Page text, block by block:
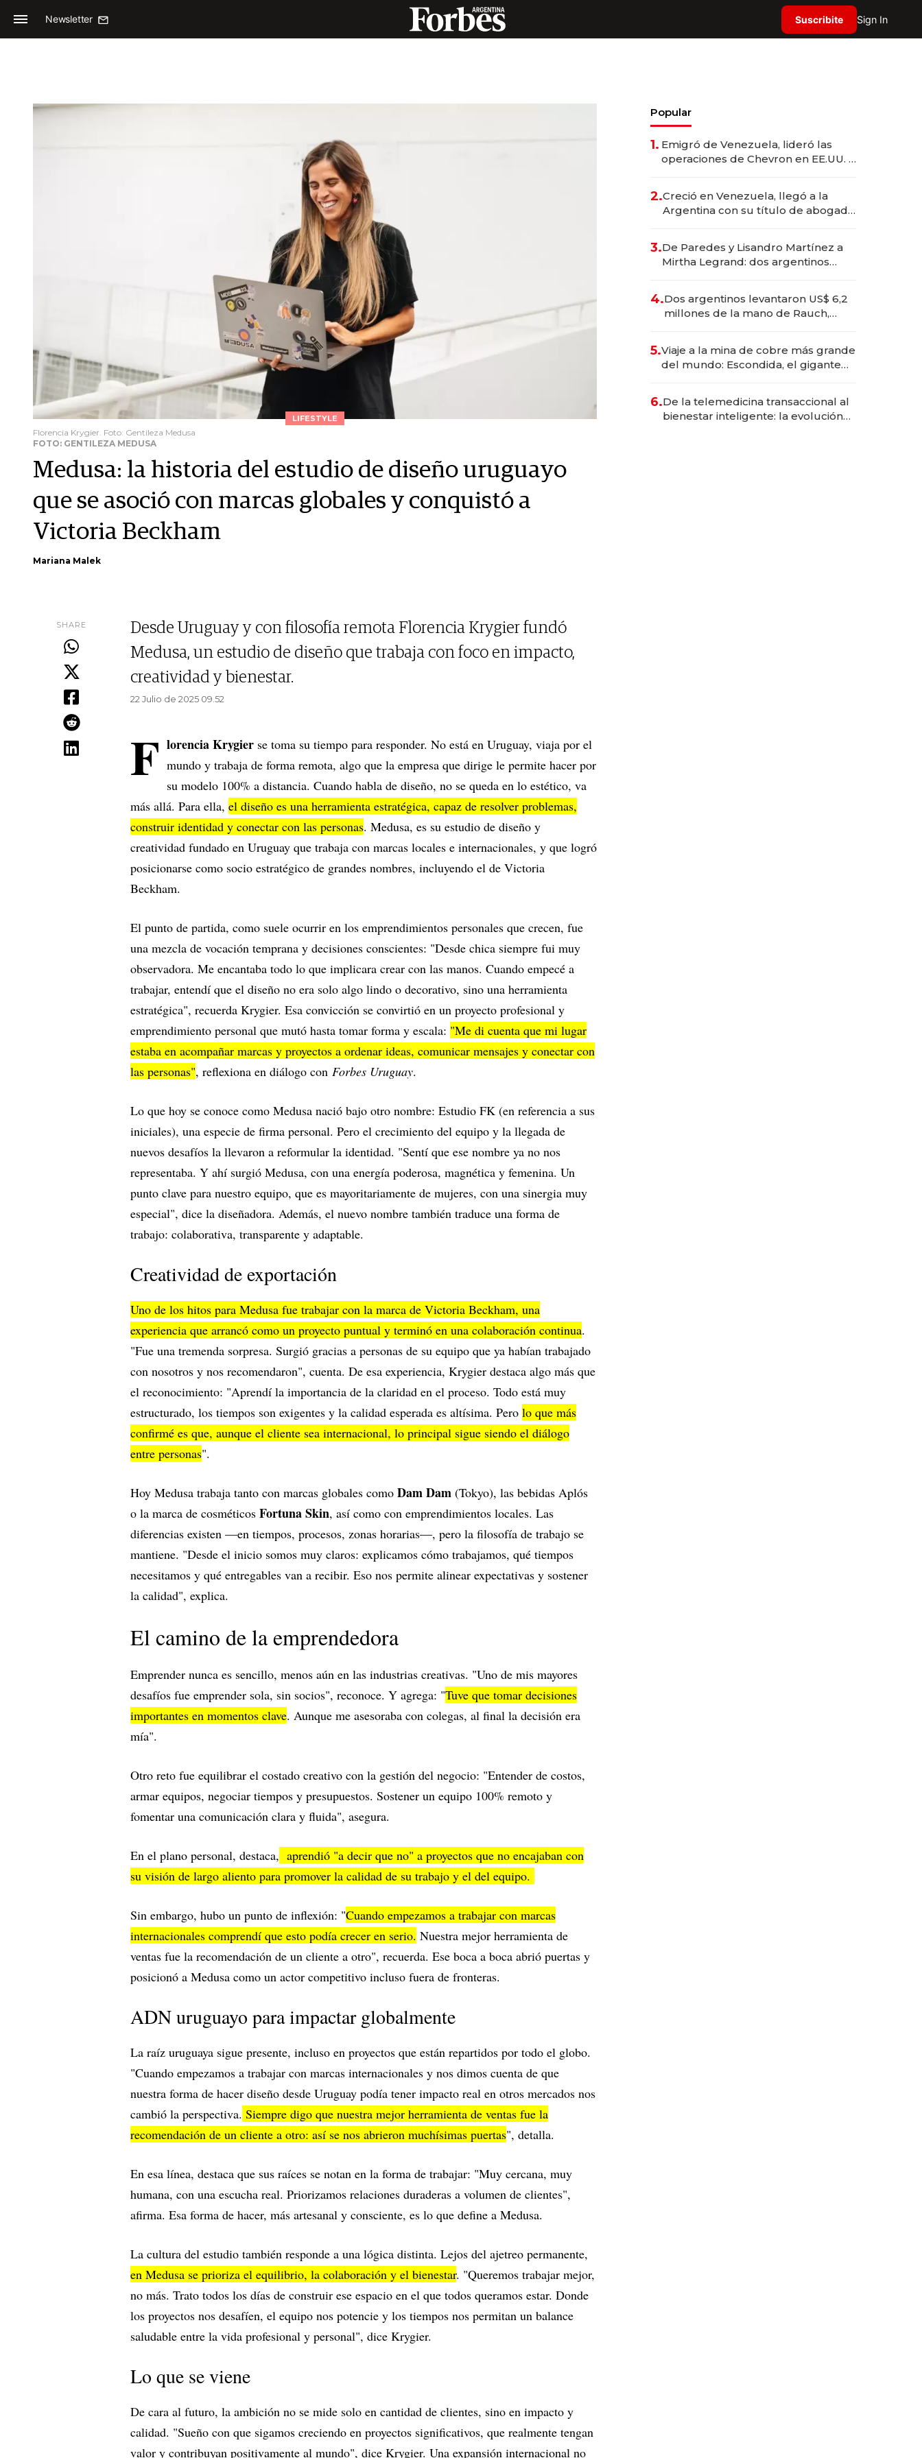
Newsletter Suscribite Sign In
LIFESTYLE
Florencia Krygier. Foto: Gentileza Medusa
FOTO: GENTILEZA MEDUSA
Medusa: la historia del estudio de diseño uruguayo
que se asoció con marcas globales y conquistó a
Victoria Beckham
Mariana Malek
SHARE
Desde Uruguay y con filosofía remota Florencia Krygier fundó
Medusa, un estudio de diseño que trabaja con foco en impacto,
creatividad y bienestar.
22 Julio de 2025 09.52
F lorencia Krygier se toma su tiempo para responder. No está en Uruguay, viaja por el
mundo y trabaja de forma remota, algo que la empresa que dirige le permite hacer por
su modelo 100% a distancia. Cuando habla de diseño, no se queda en lo estético, va
más allá. Para ella, el diseño es una herramienta estratégica, capaz de resolver problemas,
construir identidad y conectar con las personas. Medusa, es su estudio de diseño y
creatividad fundado en Uruguay que trabaja con marcas locales e internacionales, y que logró
posicionarse como socio estratégico de grandes nombres, incluyendo el de Victoria
Beckham.
El punto de partida, como suele ocurrir en los emprendimientos personales que crecen, fue
una mezcla de vocación temprana y decisiones conscientes: "Desde chica siempre fui muy
observadora. Me encantaba todo lo que implicara crear con las manos. Cuando empecé a
trabajar, entendí que el diseño no era solo algo lindo o decorativo, sino una herramienta
estratégica", recuerda Krygier. Esa convicción se convirtió en un proyecto profesional y
emprendimiento personal que mutó hasta tomar forma y escala: "Me di cuenta que mi lugar
estaba en acompañar marcas y proyectos a ordenar ideas, comunicar mensajes y conectar con
las personas", reflexiona en diálogo con Forbes Uruguay.
Lo que hoy se conoce como Medusa nació bajo otro nombre: Estudio FK (en referencia a sus
iniciales), una especie de firma personal. Pero el crecimiento del equipo y la llegada de
nuevos desafíos la llevaron a reformular la identidad. "Sentí que ese nombre ya no nos
representaba. Y ahí surgió Medusa, con una energía poderosa, magnética y femenina. Un
punto clave para nuestro equipo, que es mayoritariamente de mujeres, con una sinergia muy
especial", dice la diseñadora. Además, el nuevo nombre también traduce una forma de
trabajo: colaborativa, transparente y adaptable.
Creatividad de exportación
Uno de los hitos para Medusa fue trabajar con la marca de Victoria Beckham, una
experiencia que arrancó como un proyecto puntual y terminó en una colaboración continua.
"Fue una tremenda sorpresa. Surgió gracias a personas de su equipo que ya habían trabajado
con nosotros y nos recomendaron", cuenta. De esa experiencia, Krygier destaca algo más que
el reconocimiento: "Aprendí la importancia de la claridad en el proceso. Todo está muy
estructurado, los tiempos son exigentes y la calidad esperada es altísima. Pero lo que más
confirmé es que, aunque el cliente sea internacional, lo principal sigue siendo el diálogo
entre personas".
Hoy Medusa trabaja tanto con marcas globales como Dam Dam (Tokyo), las bebidas Aplós
o la marca de cosméticos Fortuna Skin, así como con emprendimientos locales. Las
diferencias existen —en tiempos, procesos, zonas horarias—, pero la filosofía de trabajo se
mantiene. "Desde el inicio somos muy claros: explicamos cómo trabajamos, qué tiempos
necesitamos y qué entregables van a recibir. Eso nos permite alinear expectativas y sostener
la calidad", explica.
El camino de la emprendedora
Emprender nunca es sencillo, menos aún en las industrias creativas. "Uno de mis mayores
desafíos fue emprender sola, sin socios", reconoce. Y agrega: "Tuve que tomar decisiones
importantes en momentos clave. Aunque me asesoraba con colegas, al final la decisión era
mía".
Otro reto fue equilibrar el costado creativo con la gestión del negocio: "Entender de costos,
armar equipos, negociar tiempos y presupuestos. Sostener un equipo 100% remoto y
fomentar una comunicación clara y fluida", asegura.
En el plano personal, destaca, aprendió "a decir que no" a proyectos que no encajaban con
su visión de largo aliento para promover la calidad de su trabajo y el del equipo.
Sin embargo, hubo un punto de inflexión: "Cuando empezamos a trabajar con marcas
internacionales comprendí que esto podía crecer en serio. Nuestra mejor herramienta de
ventas fue la recomendación de un cliente a otro", recuerda. Ese boca a boca abrió puertas y
posicionó a Medusa como un actor competitivo incluso fuera de fronteras.
ADN uruguayo para impactar globalmente
La raíz uruguaya sigue presente, incluso en proyectos que están repartidos por todo el globo.
"Cuando empezamos a trabajar con marcas internacionales y nos dimos cuenta de que
nuestra forma de hacer diseño desde Uruguay podía tener impacto real en otros mercados nos
cambió la perspectiva. Siempre digo que nuestra mejor herramienta de ventas fue la
recomendación de un cliente a otro: así se nos abrieron muchísimas puertas", detalla.
En esa línea, destaca que sus raíces se notan en la forma de trabajar: "Muy cercana, muy
humana, con una escucha real. Priorizamos relaciones duraderas a volumen de clientes",
afirma. Esa forma de hacer, más artesanal y consciente, es lo que define a Medusa.
La cultura del estudio también responde a una lógica distinta. Lejos del ajetreo permanente,
en Medusa se prioriza el equilibrio, la colaboración y el bienestar. "Queremos trabajar mejor,
no más. Trato todos los días de construir ese espacio en el que todos queramos estar. Donde
los proyectos nos desafíen, el equipo nos potencie y los tiempos nos permitan un balance
saludable entre la vida profesional y personal", dice Krygier.
Lo que se viene
De cara al futuro, la ambición no se mide solo en cantidad de clientes, sino en impacto y
calidad. "Sueño con que sigamos creciendo en proyectos significativos, que realmente tengan
valor y contribuyan positivamente al mundo", dice Krygier. Una expansión internacional no
Popular
1. Emigró de Venezuela, lideró las
operaciones de Chevron en EE.UU. y
2.Creció en Venezuela, llegó a la
Argentina con su título de abogado
marcas "fast premium"
3.De Paredes y Lisandro Martínez a
Mirtha Legrand: dos argentinos
deportivo y el cuidado corporal
4.Dos argentinos levantaron US$ 6,2
millones de la mano de Rauch,
5.Viaje a la mina de cobre más grande
del mundo: Escondida, el gigante
6.De la telemedicina transaccional al
bienestar inteligente: la evolución